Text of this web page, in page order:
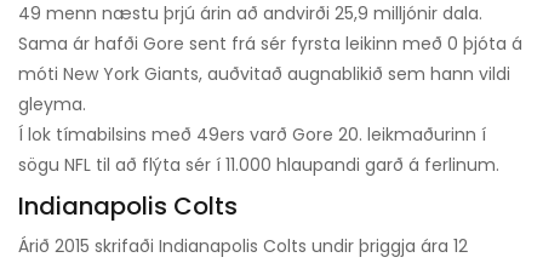
49 menn næstu þrjú árin að andvirði 25,9 milljónir dala.
Sama ár hafði Gore sent frá sér fyrsta leikinn með 0 þjóta á
móti New York Giants, auðvitað augnablikið sem hann vildi
gleyma.
Í lok tímabilsins með 49ers varð Gore 20. leikmaðurinn í
sögu NFL til að flýta sér í 11.000 hlaupandi garð á ferlinum.
Indianapolis Colts
Árið 2015 skrifaði Indianapolis Colts undir þriggja ára 12